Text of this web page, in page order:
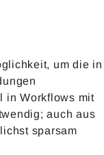
um die in
in Workflows mit
auch aus
sparsam